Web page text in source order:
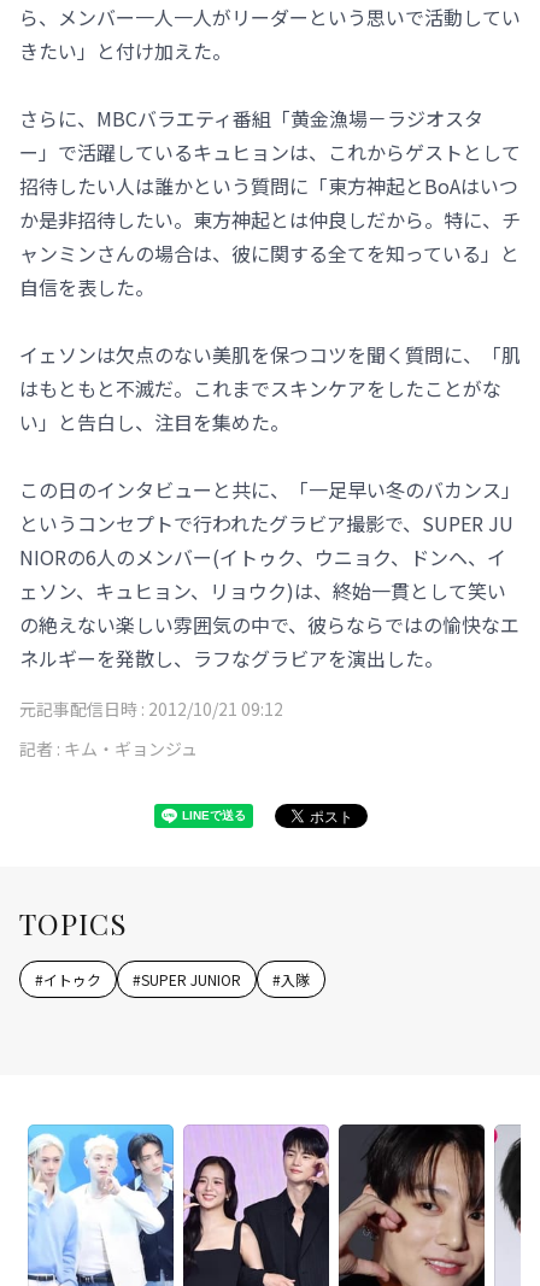
ら、メンバー一人一人がリーダーという思いで活動してい
きたい」と付け加えた。
さらに、MBCバラエティ番組「黄金漁場－ラジオスタ
ー」で活躍しているキュヒョンは、これからゲストとして
招待したい人は誰かという質問に「東方神起とBoAはいつ
か是非招待したい。東方神起とは仲良しだから。特に、チ
ャンミンさんの場合は、彼に関する全てを知っている」と
自信を表した。
イェソンは欠点のない美肌を保つコツを聞く質問に、「肌
はもともと不滅だ。これまでスキンケアをしたことがな
い」と告白し、注目を集めた。
この日のインタビューと共に、「一足早い冬のバカンス」
というコンセプトで行われたグラビア撮影で、SUPER JU
NIORの6人のメンバー(イトゥク、ウニョク、ドンヘ、イ
ェソン、キュヒョン、リョウク)は、終始一貫として笑い
の絶えない楽しい雰囲気の中で、彼らならではの愉快なエ
ネルギーを発散し、ラフなグラビアを演出した。
元記事配信日時 : 2012/10/21 09:12
記者 : キム・ギョンジュ
TOPICS
#イトゥク #SUPER JUNIOR #入隊